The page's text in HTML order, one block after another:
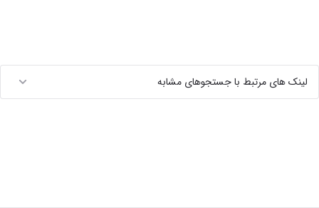
لینک های مرتبط با جستجوهای مشابه